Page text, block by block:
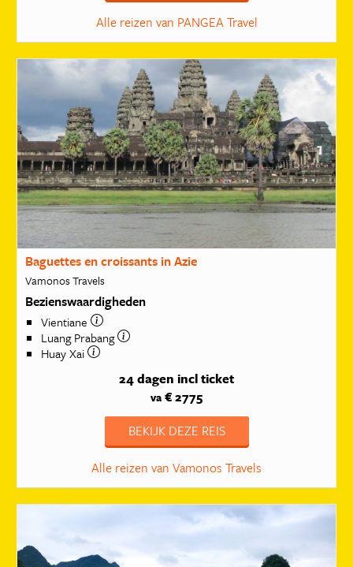
Alle reizen van PANGEA Travel
Baguettes en croissants in Azie
Vamonos Travels
Bezienswaardigheden
Vientiane
Luang Prabang
Huay Xai
24 dagen incl ticket
va € 2775
BEKIJK DEZE REIS
Alle reizen van Vamonos Travels